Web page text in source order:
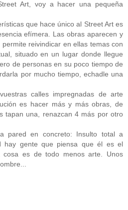
Art, voy a hacer una pequeña
que hace único al Street Art es
efímera. Las obras aparecen y
reivindicar en ellas temas con
situado en un lugar donde llegue
de personas en su poco tiempo de
por mucho tiempo, echadle una
calles impregnadas de arte
es hacer más y más obras, de
tapan una, renazcan 4 más por otro
pared en concreto: Insulto total a
hay gente que piensa que él es el
cosa es de todo menos arte. Unos